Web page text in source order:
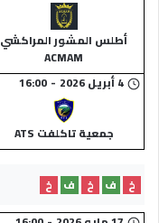
أطلس المشور المراكشي
ACMAM
4 أبريل 2026 -
16:00
جمعية تاكلفت ATS
خ ف خ ف
خ